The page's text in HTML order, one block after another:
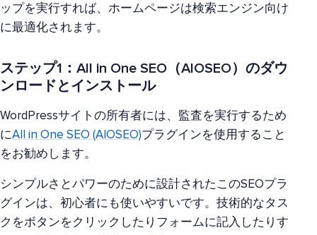
ップを実行すれば、ホームページは検索エンジン向け
に最適化されます。
ステップ1：All in One SEO（AIOSEO）のダウ
ンロードとインストール
WordPressサイトの所有者には、監査を実行するため
にAll in One SEO (AIOSEO)プラグインを使用すること
をお勧めします。
シンプルさとパワーのために設計されたこのSEOプラ
グインは、初心者にも使いやすいです。技術的なタス
クをボタンをクリックしたりフォームに記入したりす